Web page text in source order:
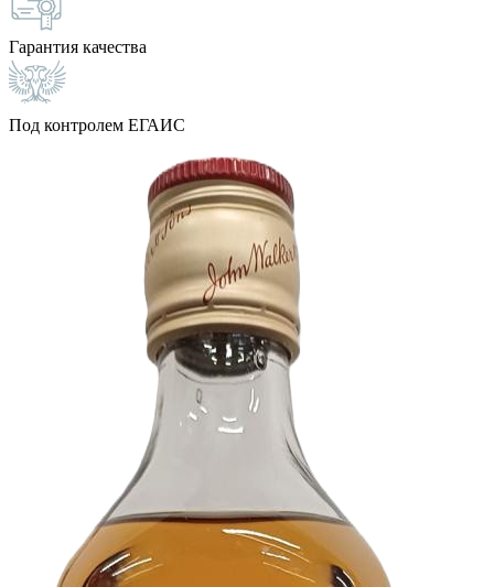
Гарантия качества
Под контролем ЕГАИС